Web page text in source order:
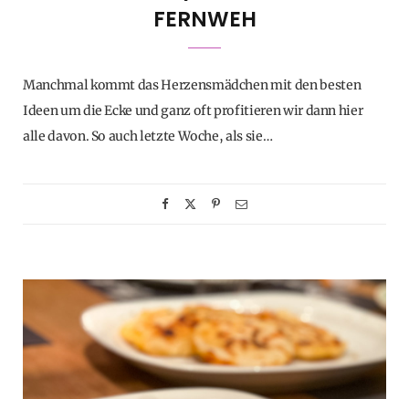
FERNWEH
Manchmal kommt das Herzensmädchen mit den besten
Ideen um die Ecke und ganz oft profitieren wir dann hier
alle davon. So auch letzte Woche, als sie…